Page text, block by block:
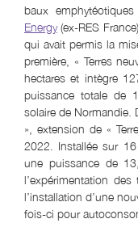
baux
Energy(ex-RES
qui avait permis la
première, « Terres
hectares et intègre
puissance totale de
solaire de Normandie.
», extension de «
2022. Installée sur
une puissance de
l’expérimentation
l’installation d’une
fois-ci pour